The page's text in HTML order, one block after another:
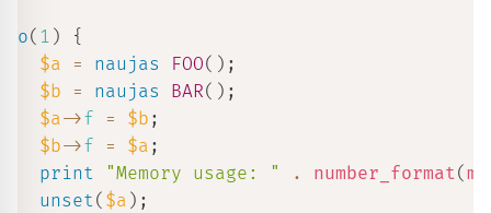
o( 1 )
{
$a
= naujas FOO( ) ;
$b
= naujas BAR( ) ;
$a->f = $b ;
$b->f = $a ;
print
"Memory usage: " . number_format(
unset( $a ) ;